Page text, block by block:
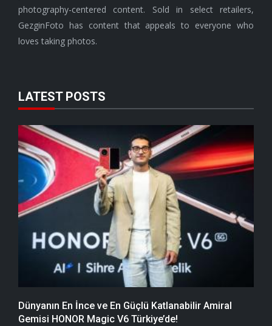
photography-centered content. Sold in select retailers,
GezginFoto has content that appeals to everyone who
loves taking photos.
LATEST POSTS
Dünyanın En İnce ve En Güçlü Katlanabilir Amiral
Gemisi HONOR Magic V6 Türkiye’de!